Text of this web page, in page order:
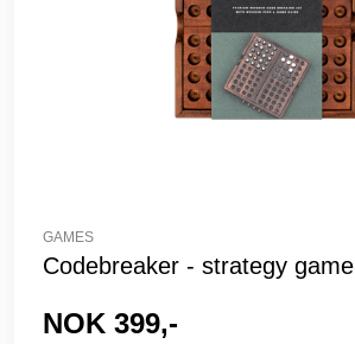
GAMES
Codebreaker - strategy game
NOK 399,-